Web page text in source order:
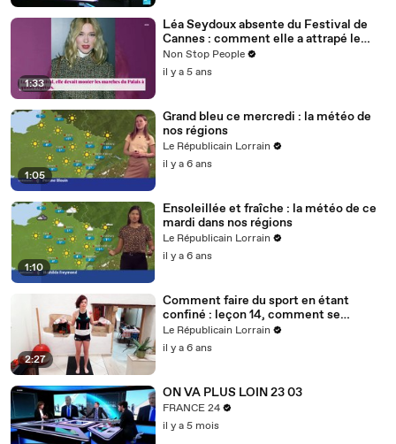
1:33
Léa Seydoux absente du Festival de
Cannes : comment elle a attrapé le
Covid
Non Stop People
il y a 5 ans
1:05
Grand bleu ce mercredi : la météo de
nos régions
Le Républicain Lorrain
il y a 6 ans
1:10
Ensoleillée et fraîche : la météo de ce
mardi dans nos régions
Le Républicain Lorrain
il y a 6 ans
2:27
Comment faire du sport en étant
confiné : leçon 14, comment se
muscler avec des bouteilles d'eau ?
Le Républicain Lorrain
il y a 6 ans
ON VA PLUS LOIN 23 03
FRANCE 24
il y a 5 mois